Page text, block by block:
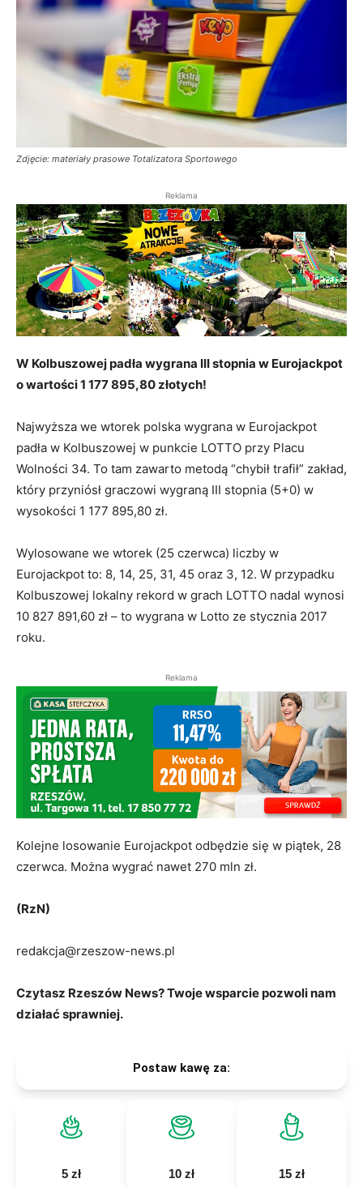
Zdjęcie: materiały prasowe Totalizatora Sportowego
Reklama
W Kolbuszowej padła wygrana III stopnia w Eurojackpot
o wartości 1 177 895,80 złotych!
Najwyższa we wtorek polska wygrana w Eurojackpot
padła w Kolbuszowej w punkcie LOTTO przy Placu
Wolności 34. To tam zawarto metodą “chybił trafił” zakład,
który przyniósł graczowi wygraną III stopnia (5+0) w
wysokości 1 177 895,80 zł.
Wylosowane we wtorek (25 czerwca) liczby w
Eurojackpot to: 8, 14, 25, 31, 45 oraz 3, 12. W przypadku
Kolbuszowej lokalny rekord w grach LOTTO nadal wynosi
10 827 891,60 zł – to wygrana w Lotto ze stycznia 2017
roku.
Reklama
Kolejne losowanie Eurojackpot odbędzie się w piątek, 28
czerwca. Można wygrać nawet 270 mln zł.
(RzN)
redakcja@rzeszow-news.pl
Czytasz Rzeszów News? Twoje wsparcie pozwoli nam
działać sprawniej.
Postaw kawę za:
5 zł 10 zł 15 zł